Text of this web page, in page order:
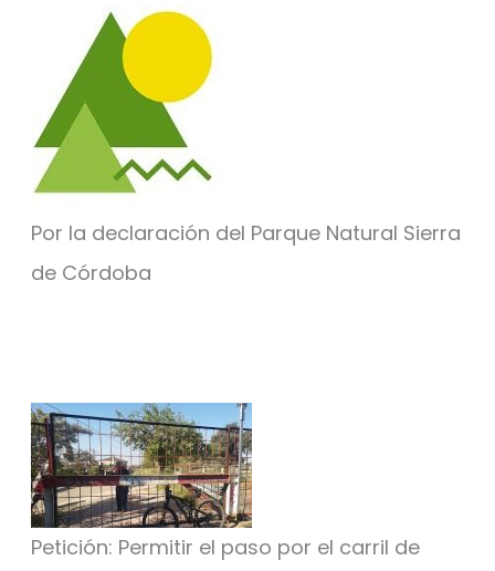
Por la declaración del Parque Natural Sierra
de Córdoba
Petición: Permitir el paso por el carril de